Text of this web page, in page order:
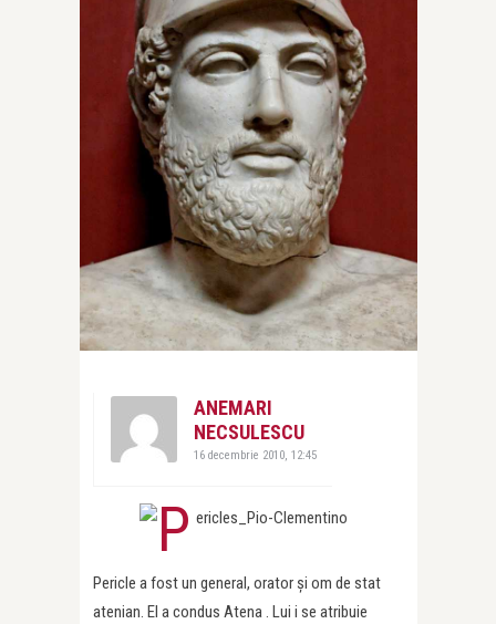
ANEMARI
NECSULESCU
16 decembrie 2010, 12:45
Pericle a fost un general, orator şi om de stat
atenian. El a condus Atena . Lui i se atribuie